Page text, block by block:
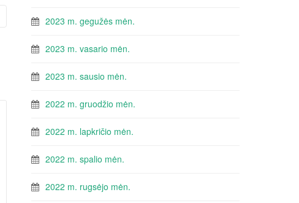
2023 m. gegužės mėn.
2023 m. vasario mėn.
2023 m. sausio mėn.
2022 m. gruodžio mėn.
2022 m. lapkričio mėn.
2022 m. spalio mėn.
2022 m. rugsėjo mėn.